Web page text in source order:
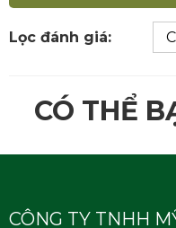
Lọc đánh giá:
CÓ THỂ
CÔNG TY TNHH